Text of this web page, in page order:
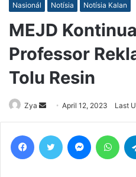
Nasionál Notísia Notísia Kalan
MEJD
Professor
Tolu Resin
Zya
Send
an
email
April 12, 2023 Last